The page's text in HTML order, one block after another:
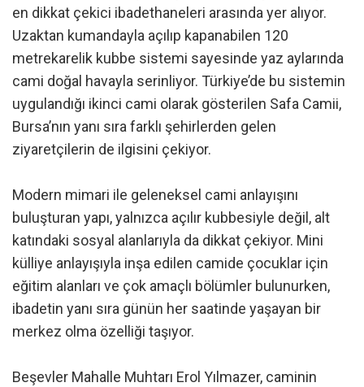
en dikkat çekici ibadethaneleri arasında yer alıyor.
Uzaktan kumandayla açılıp kapanabilen 120
metrekarelik kubbe sistemi sayesinde yaz aylarında
cami doğal havayla serinliyor. Türkiye’de bu sistemin
uygulandığı ikinci cami olarak gösterilen Safa Camii,
Bursa’nın yanı sıra farklı şehirlerden gelen
ziyaretçilerin de ilgisini çekiyor.
Modern mimari ile geleneksel cami anlayışını
buluşturan yapı, yalnızca açılır kubbesiyle değil, alt
katındaki sosyal alanlarıyla da dikkat çekiyor. Mini
külliye anlayışıyla inşa edilen camide çocuklar için
eğitim alanları ve çok amaçlı bölümler bulunurken,
ibadetin yanı sıra günün her saatinde yaşayan bir
merkez olma özelliği taşıyor.
Beşevler Mahalle Muhtarı Erol Yılmazer, caminin